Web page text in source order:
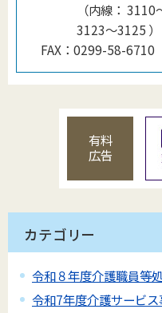
（内線 ： 3110
3123～3125 ）
FAX： 0299-58-6710
有料
広告
カテゴリー
令和８年度介護職員等
令和7年度介護サービ